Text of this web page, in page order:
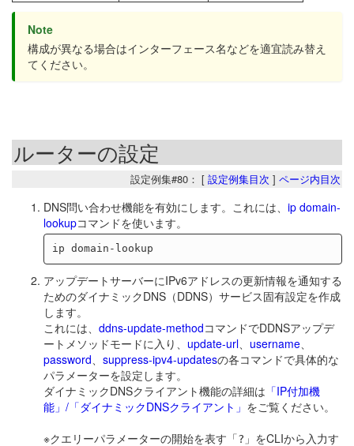
Note
構成が異なる場合はインターフェース名などを適宜読み替え
てください。
ルーターの設定
設定例集#80： [ 設定例集目次 ] ページ内目次
DNS問い合わせ機能を有効にします。これには、 ip domain-
lookupコマンドを使います。
アップデートサーバーにIPv6アドレスの更新情報を通知する
ためのダイナミックDNS（DDNS）サービス固有設定を作成
します。
これには、 ddns-update-methodコマンドでDDNSアップデ
ートメソッドモードに入り、 update-url username
password
suppress-ipv4-updatesの各コマンドで具体的な
パラメーターを設定します。
ダイナミックDNSクライアント機能の詳細は 「IP付加機
能」/「ダイナミックDNSクライアント」 をご覧ください。
※クエリーパラメーターの開始を表す「? 」をCLIから入力す